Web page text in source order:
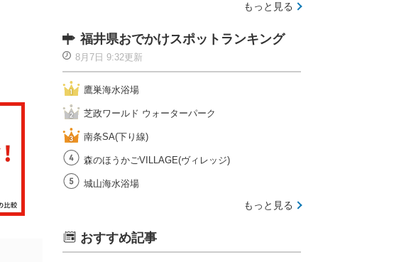
もっと見る
福井県おでかけスポットランキング
8月7日 9:32更新
鷹巣海水浴場
芝政ワールド ウォーターパーク
南条SA(下り線)
森のほうかごVILLAGE(ヴィレッジ)
城山海水浴場
もっと見る
おすすめ記事